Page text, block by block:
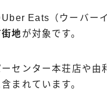
Eats（ウーバー
地 が対象です。
センター本荘店や由
まれています。